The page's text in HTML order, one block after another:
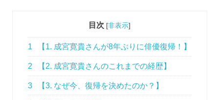
目次 [非表示]
1 【1. 成宮寛貴さんが8年ぶりに俳優復帰！】
2 【2. 成宮寛貴さんのこれまでの経歴】
3 【3. なぜ今、復帰を決めたのか？】